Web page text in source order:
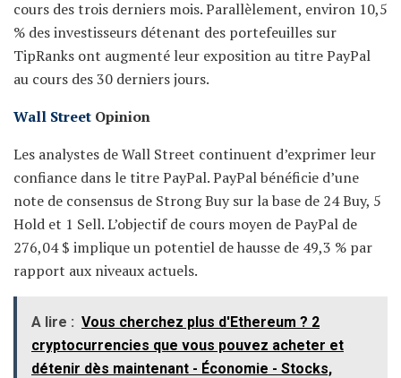
cours des trois derniers mois. Parallèlement, environ 10,5
% des investisseurs détenant des portefeuilles sur
TipRanks ont augmenté leur exposition au titre PayPal
au cours des 30 derniers jours.
Wall Street Opinion
Les analystes de Wall Street continuent d’exprimer leur
confiance dans le titre PayPal. PayPal bénéficie d’une
note de consensus de Strong Buy sur la base de 24 Buy, 5
Hold et 1 Sell. L’objectif de cours moyen de PayPal de
276,04 $ implique un potentiel de hausse de 49,3 % par
rapport aux niveaux actuels.
A lire : Vous cherchez plus d'Ethereum ? 2
cryptocurrencies que vous pouvez acheter et
détenir dès maintenant - Économie - Stocks,